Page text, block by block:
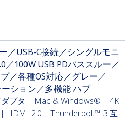
／USB-C接続／シングルモニ
／100W USB PDパススルー／
／各種OS対応／グレー／
ション／多機能 ハブ
ダプタ | Mac & Windows® | 4K
HDMI 2.0 | Thunderbolt™ 3 互